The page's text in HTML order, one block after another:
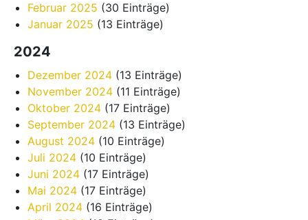
Februar 2025 (30 Einträge)
Januar 2025 (13 Einträge)
2024
Dezember 2024 (13 Einträge)
November 2024 (11 Einträge)
Oktober 2024 (17 Einträge)
September 2024 (13 Einträge)
August 2024 (10 Einträge)
Juli 2024 (10 Einträge)
Juni 2024 (17 Einträge)
Mai 2024 (17 Einträge)
April 2024 (16 Einträge)